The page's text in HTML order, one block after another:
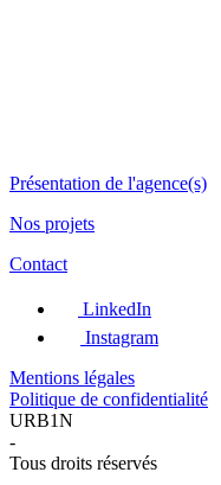
Présentation de l'agence(s)
Nos projets
Contact
LinkedIn
Instagram
Mentions légales
Politique de confidentialité
URB1N
-
Tous droits réservés